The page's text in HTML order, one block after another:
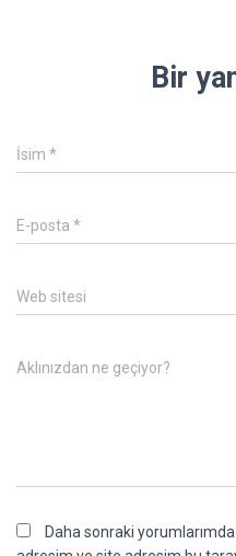
Bir
İsim *
E-posta *
Web sitesi
Aklınızdan ne geçiyor?
Daha sonraki